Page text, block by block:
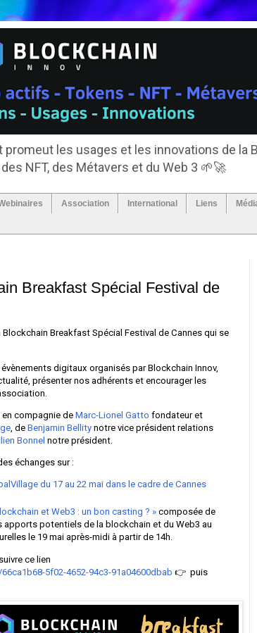
promeut les usages et les innovations de la
NFT, des Métavers et du Web 3 🌱🚀
Association International Liens
Breakfast Spécial Festival de
Breakfast Spécial Festival de Cannes qui se
digitaux organisés par Blockchain Innov,
présenter nos adhérents et encourager les
compagnie de Marc-Lionel Gatto fondateur et
, de Benjamin Bellity notre vice président relations
Bonnel notre président.
échanges sur :
du 17 au 22 mai dans le cadre de Cannes
et Web3 : un bon casting ? » composée de
apports potentiels de la blockchain et du Web3 au
le 19 mai après-midi à partir de 14h.
ce lien
5f02-4652-94c3-91a04600dbab 👉 puis